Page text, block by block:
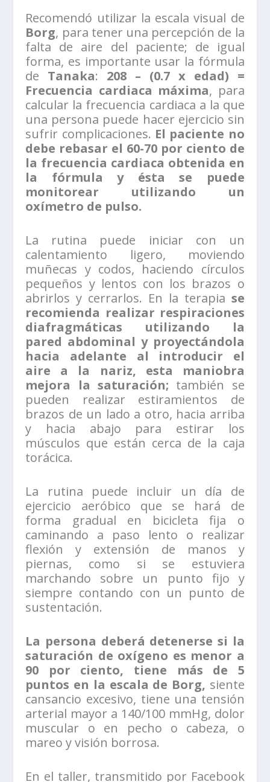
Recomendó utilizar la escala visual de
Borg, para tener una percepción de la
falta de aire del paciente; de igual
forma, es importante usar la fórmula
de Tanaka: 208 – (0.7 x edad) =
Frecuencia cardiaca máxima, para
calcular la frecuencia cardiaca a la que
una persona puede hacer ejercicio sin
sufrir complicaciones. El paciente no
debe rebasar el 60-70 por ciento de
la frecuencia cardiaca obtenida en
la fórmula y ésta se puede
monitorear utilizando un
oxímetro de pulso.
La rutina puede iniciar con un
calentamiento ligero, moviendo
muñecas y codos, haciendo círculos
pequeños y lentos con los brazos o
abrirlos y cerrarlos. En la terapia se
recomienda realizar respiraciones
diafragmáticas utilizando la
pared abdominal y proyectándola
hacia adelante al introducir el
aire a la nariz, esta maniobra
mejora la saturación; también se
pueden realizar estiramientos de
brazos de un lado a otro, hacia arriba
y hacia abajo para estirar los
músculos que están cerca de la caja
torácica.
La rutina puede incluir un día de
ejercicio aeróbico que se hará de
forma gradual en bicicleta fija o
caminando a paso lento o realizar
flexión y extensión de manos y
piernas, como si se estuviera
marchando sobre un punto fijo y
siempre contando con un punto de
sustentación.
La persona deberá detenerse si la
saturación de oxígeno es menor a
90 por ciento, tiene más de 5
puntos en la escala de Borg, siente
cansancio excesivo, tiene una tensión
arterial mayor a 140/100 mmHg, dolor
muscular o en pecho o cabeza, o
mareo y visión borrosa.
En el taller, transmitido por Facebook